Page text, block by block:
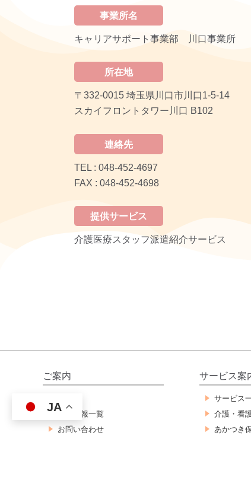
事業所名
キャリアサポート事業部 川口事業所
所在地
〒332-0015 埼玉県川口市川口1-5-14
スカイフロントタワー川口 B102
連絡先
TEL : 048-452-4697
FAX : 048-452-4698
提供サービス
介護医療スタッフ派遣紹介サービス
ご案内
新着情報一覧
お問い合わせ
サービス案
サービス
介護・看
あかつき
JA